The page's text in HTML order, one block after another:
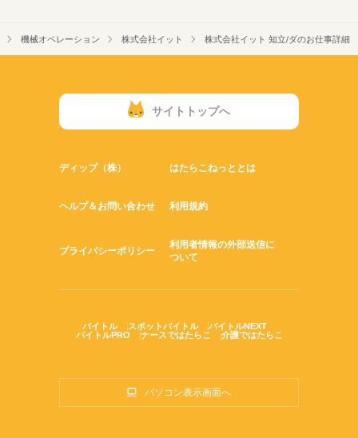
機械オペレーション 株式会社イット 株式会社イット 知立/ダのお仕事詳細
サイトトップへ
ディップ（株） はたらこねっととは
ヘルプ＆お問い合わせ 利用規約
プライバシーポリシー
利用者情報の外部送信に
ついて
バイトル スポットバイトル
バイトルNEXT
バイトルPRO
ナースではたらこ 介護ではたらこ
パソコン表示画面へ